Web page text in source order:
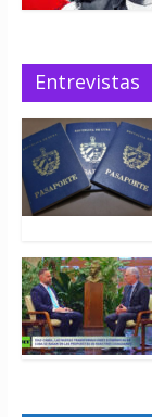
Entrevistas